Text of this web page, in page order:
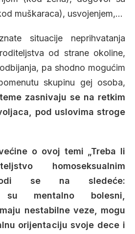
muškaraca), usvojenjem,…
situacije neprihvatanja
od strane okoline,
pa shodno mogućim
skupinu gej osoba,
zasnivaju se na retkim
pod uslovima stroge
o ovoj temi „Treba li
homoseksualnim
se na sledeće:
su mentalno bolesni,
nestabilne veze, mogu
orijentaciju svoje dece i